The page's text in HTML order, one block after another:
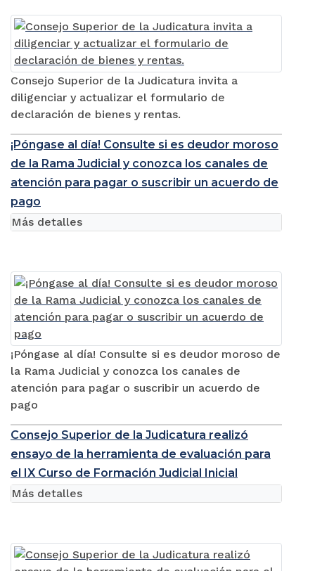
Consejo Superior de la Judicatura invita a
diligenciar y actualizar el formulario de
declaración de bienes y rentas.
¡Póngase al día! Consulte si es deudor moroso
de la Rama Judicial y conozca los canales de
atención para pagar o suscribir un acuerdo de
pago
¡Póngase al día! Consulte si es deudor moroso de
la Rama Judicial y conozca los canales de
atención para pagar o suscribir un acuerdo de
pago
Más detalles
Consejo Superior de la Judicatura realizó
ensayo de la herramienta de evaluación para
el IX Curso de Formación Judicial Inicial
Más detalles